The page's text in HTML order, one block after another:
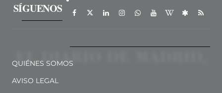
SÍGUENOS
QUIÉNES SOMOS
AVISO LEGAL